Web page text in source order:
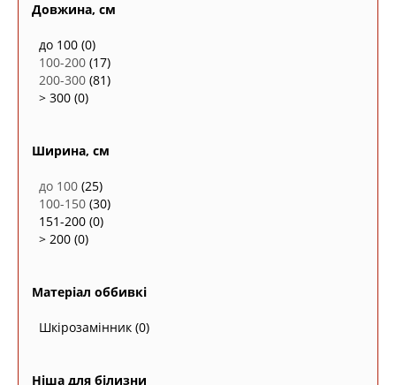
Довжина, см
до 100 (0)
100-200 (17)
200-300 (81)
> 300 (0)
Ширина, см
до 100 (25)
100-150 (30)
151-200 (0)
> 200 (0)
Матеріал оббивкі
Шкірозамінник (0)
Ніша для білизни